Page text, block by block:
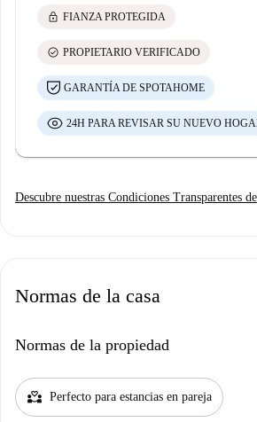
lock FIANZA PROTEGIDA
check_circle PROPIETARIO VERIFICADO
GARANTÍA DE SPOTAHOME
24H PARA REVISAR SU NUEVO
Descubre nuestras Condiciones Transparentes
Normas de la casa
Normas de la propiedad
partner_heart Perfecto para estancias en pareja